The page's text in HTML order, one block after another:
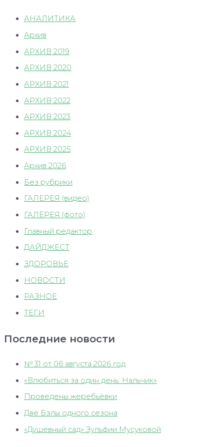
АНАЛИТИКА
Архив
АРХИВ 2019
АРХИВ 2020
АРХИВ 2021
АРХИВ 2022
АРХИВ 2023
АРХИВ 2024
АРХИВ 2025
Архив 2026
Без рубрики
ГАЛЕРЕЯ (видео)
ГАЛЕРЕЯ (фото)
Главный редактор
ДАЙДЖЕСТ
ЗДОРОВЬЕ
НОВОСТИ
РАЗНОЕ
ТЕГИ
Последние новости
№ 31 от 06 августа 2026 год
«Влюбиться за один день: Нальчик»
Проведены жеребьёвки
Две Бэлы одного сезона
«Душевный сад» Зульфии Мусуковой